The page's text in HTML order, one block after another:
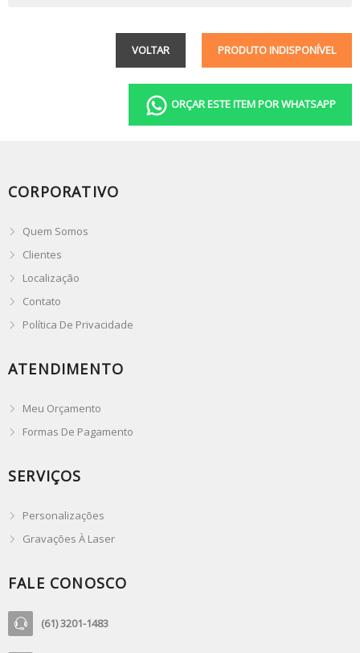
PRODUTO INDISPONÍVEL
VOLTAR
ORÇAR ESTE ITEM POR WHATSAPP
CORPORATIVO
Quem Somos
Clientes
Localização
Contato
Política De Privacidade
ATENDIMENTO
Meu Orçamento
Formas De Pagamento
SERVIÇOS
Personalizações
Gravações À Laser
FALE CONOSCO
(61) 3201-1483